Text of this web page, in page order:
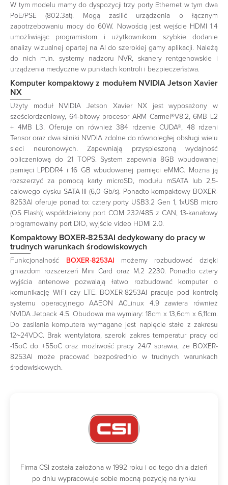
W tym modelu mamy do dyspozycji trzy porty Ethernet w tym dwa
PoE/PSE (802.3at). Mogą zasilić urządzenia o łącznym
zapotrzebowaniu mocy do 60W. Nowością jest wejście HDMI 1.4
umożliwiając programistom i użytkownikom szybkie dodanie
analizy wizualnej opartej na AI do szerokiej gamy aplikacji. Należą
do nich m.in. systemy nadzoru NVR, skanery rentgenowskie i
urządzenia medyczne w punktach kontroli i bezpieczeństwa.
Komputer kompaktowy z modułem NVIDIA Jetson Xavier
NX
Użyty moduł NVIDIA Jetson Xavier NX jest wyposażony w
sześciordzeniowy, 64-bitowy procesor ARM Carmel®V8.2, 6MB L2
+ 4MB L3. Oferuje on również 384 rdzenie CUDA®, 48 rdzeni
Tensor oraz dwa silniki NVDIA zdolne do równoległej obsługi wielu
sieci neuronowych. Zapewniają przyspieszoną wydajność
obliczeniową do 21 TOPS. System zapewnia 8GB wbudowanej
pamięci LPDDR4 i 16 GB wbudowanej pamięci eMMC. Można ją
rozszerzyć za pomocą karty microSD, modułu mSATA lub 2,5-
calowego dysku SATA III (6,0 Gb/s). Ponadto kompaktowy BOXER-
8253AI oferuje ponad to: cztery porty USB3.2 Gen 1, 1xUSB micro
(OS Flash); współdzielony port COM 232/485 z CAN, 13-kanałowy
programowalny port DIO, wyjście video HDMI 2.0.
Kompaktowy BOXER-8253AI dedykowany do pracy w
trudnych warunkach środowiskowych
Funkcjonalność BOXER-8253AImożemy rozbudować dzięki
gniazdom rozszerzeń Mini Card oraz M.2 2230. Ponadto cztery
wyjścia antenowe pozwalają łatwo rozbudować komputer o
komunikację WiFi czy LTE. BOXER-8253AI pracuje pod kontrolą
systemu operacyjnego AAEON ACLinux 4.9 zawiera również
NVIDA Jetpack 4.5. Obudowa ma wymiary: 18cm x 13,6cm x 6,11cm.
Do zasilania komputera wymagane jest napięcie stałe z zakresu
12~24VDC. Brak wentylatora, szeroki zakres temperatur pracy od
-15oC do +55oC oraz możliwość pracy 24/7 sprawia, że BOXER-
8253AI może pracować bezpośrednio w trudnych warunkach
środowiskowych.
Firma CSI została założona w 1992 roku i od tego dnia dzień
po dniu wypracowuje sobie mocną pozycję na rynku